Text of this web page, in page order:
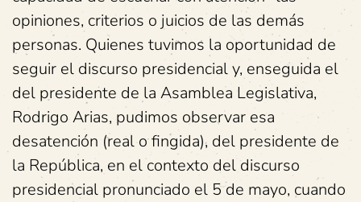
opiniones, criterios o juicios de las demás
personas. Quienes tuvimos la oportunidad de
seguir el discurso presidencial y, enseguida el
del presidente de la Asamblea Legislativa,
Rodrigo Arias, pudimos observar esa
desatención (real o fingida), del presidente de
la República, en el contexto del discurso
presidencial pronunciado el 5 de mayo, cuando